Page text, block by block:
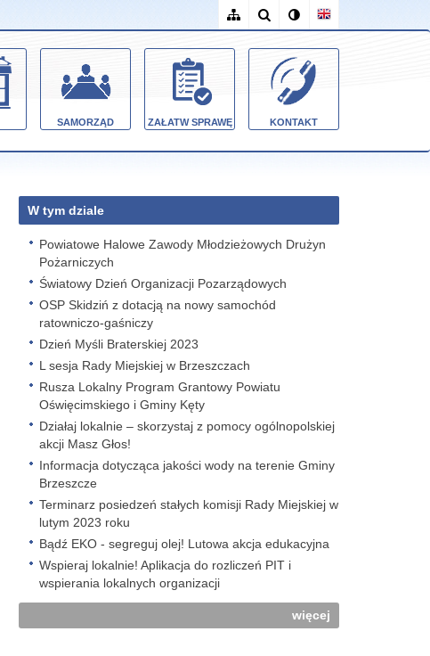
SAMORZĄD ZAŁATW SPRAWĘ KONTAKT
W tym dziale
Powiatowe Halowe Zawody Młodzieżowych Drużyn
Pożarniczych
Światowy Dzień Organizacji Pozarządowych
OSP Skidziń z dotacją na nowy samochód
ratowniczo-gaśniczy
Dzień Myśli Braterskiej 2023
L sesja Rady Miejskiej w Brzeszczach
Rusza Lokalny Program Grantowy Powiatu
Oświęcimskiego i Gminy Kęty
Działaj lokalnie – skorzystaj z pomocy ogólnopolskiej
akcji Masz Głos!
Informacja dotycząca jakości wody na terenie Gminy
Brzeszcze
Terminarz posiedzeń stałych komisji Rady Miejskiej w
lutym 2023 roku
Bądź EKO - segreguj olej! Lutowa akcja edukacyjna
Wspieraj lokalnie! Aplikacja do rozliczeń PIT i
wspierania lokalnych organizacji
więcej